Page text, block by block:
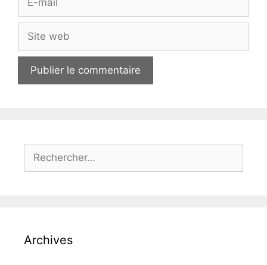
Site
web
Rechercher :
Archives